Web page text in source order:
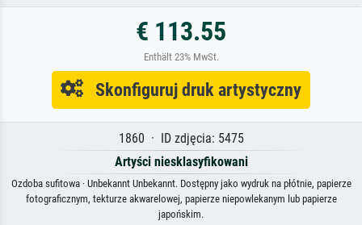
€ 113.55
Enthält 23% MwSt.
Skonfiguruj druk artystyczny
1860 · ID zdjęcia: 5475
Artyści niesklasyfikowani
Ozdoba sufitowa · Unbekannt Unbekannt. Dostępny jako wydruk na płótnie, papierze
fotograficznym, tekturze akwarelowej, papierze niepowlekanym lub papierze
japońskim.